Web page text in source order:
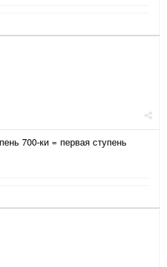
700-ки = первая ступень